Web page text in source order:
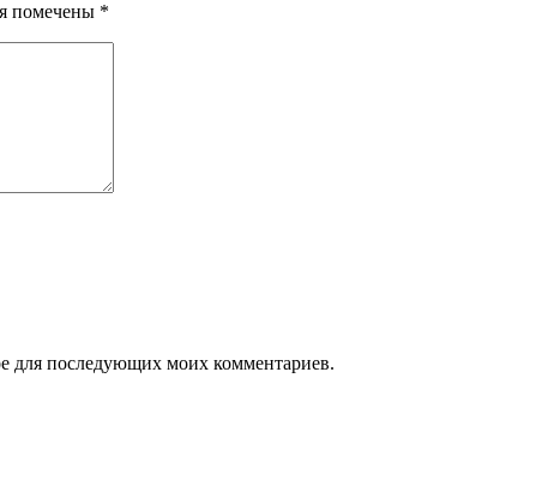
помечены *
для последующих моих комментариев.